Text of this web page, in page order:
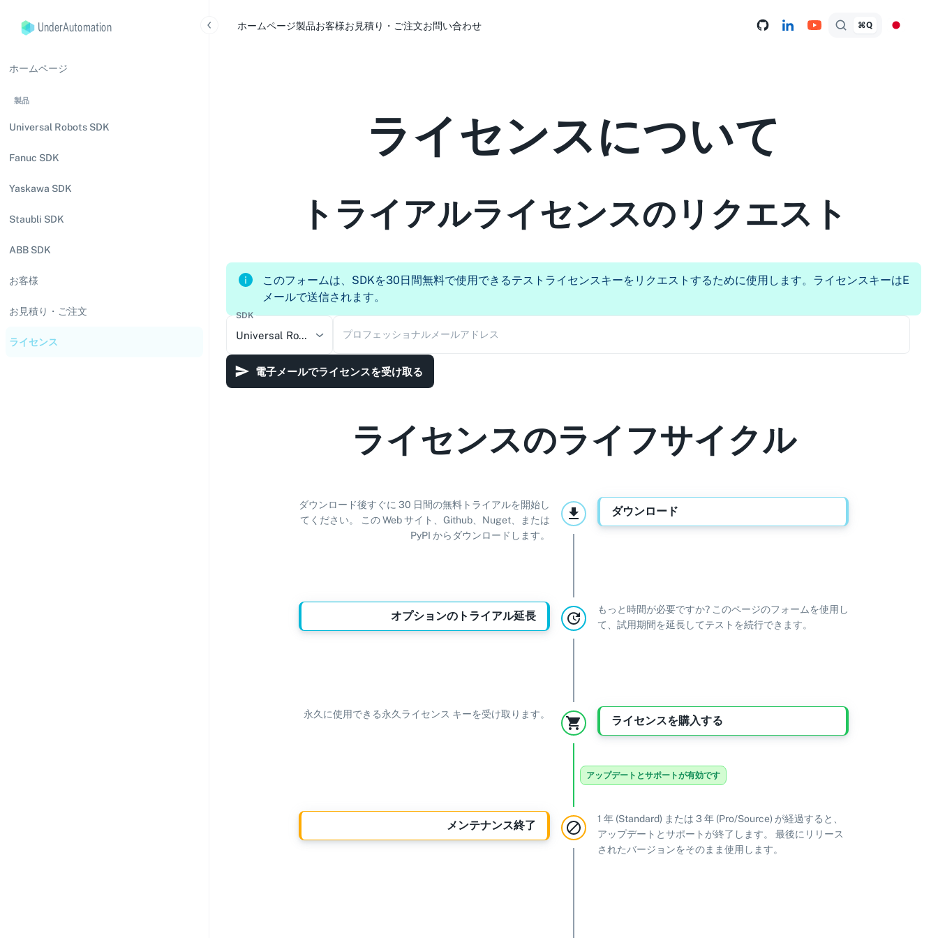
UnderAutomation
ホームページ
製品
Universal Robots SDK
Fanuc SDK
Yaskawa SDK
Staubli SDK
ABB SDK
お客様
お見積り・ご注文
ライセンス
ホームページ製品お客様お見積り・ご注文お問い合わせ ⌘Q
ライセンスについて
トライアルライセンスのリクエスト
このフォームは、SDKを30日間無料で使用できるテストライセンスキーをリクエストするために使用します。ライセンスキーはE
メールで送信されます。
SDK
Universal Robots プロフェッショナルメールアドレス
電子メールでライセンスを受け取る
ライセンスのライフサイクル
ダウンロード後すぐに 30 日間の無料トライアルを開始し
てください。 この Web サイト、Github、Nuget、または
PyPI からダウンロードします。
ダウンロード
もっと時間が必要ですか? このページのフォームを使用し
て、試用期間を延長してテストを続行できます。
オプションのトライアル延長
永久に使用できる永久ライセンス キーを受け取ります。
アップデートとサポートが有効です
ライセンスを購入する
1 年 (Standard) または 3 年 (Pro/Source) が経過すると、
アップデートとサポートが終了します。 最後にリリース
されたバージョンをそのまま使用します。
メンテナンス終了